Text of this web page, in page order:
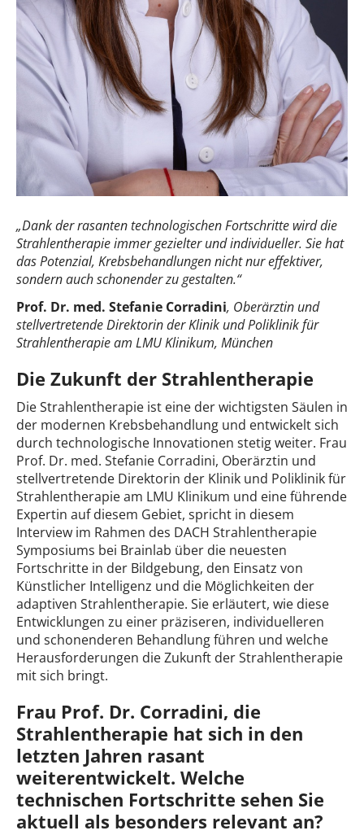
„Dank der rasanten technologischen Fortschritte wird die
Strahlentherapie immer gezielter und individueller. Sie hat
das Potenzial, Krebsbehandlungen nicht nur effektiver,
sondern auch schonender zu gestalten.“
Prof. Dr. med. Stefanie Corradini, Oberärztin und
stellvertretende Direktorin der Klinik und Poliklinik für
Strahlentherapie am LMU Klinikum, München
Die Zukunft der Strahlentherapie
Die Strahlentherapie ist eine der wichtigsten Säulen in
der modernen Krebsbehandlung und entwickelt sich
durch technologische Innovationen stetig weiter. Frau
Prof. Dr. med. Stefanie Corradini, Oberärztin und
stellvertretende Direktorin der Klinik und Poliklinik für
Strahlentherapie am LMU Klinikum und eine führende
Expertin auf diesem Gebiet, spricht in diesem
Interview im Rahmen des DACH Strahlentherapie
Symposiums bei Brainlab über die neuesten
Fortschritte in der Bildgebung, den Einsatz von
Künstlicher Intelligenz und die Möglichkeiten der
adaptiven Strahlentherapie. Sie erläutert, wie diese
Entwicklungen zu einer präziseren, individuelleren
und schonenderen Behandlung führen und welche
Herausforderungen die Zukunft der Strahlentherapie
mit sich bringt.
Frau Prof. Dr. Corradini, die
Strahlentherapie hat sich in den
letzten Jahren rasant
weiterentwickelt. Welche
technischen Fortschritte sehen Sie
aktuell als besonders relevant an?